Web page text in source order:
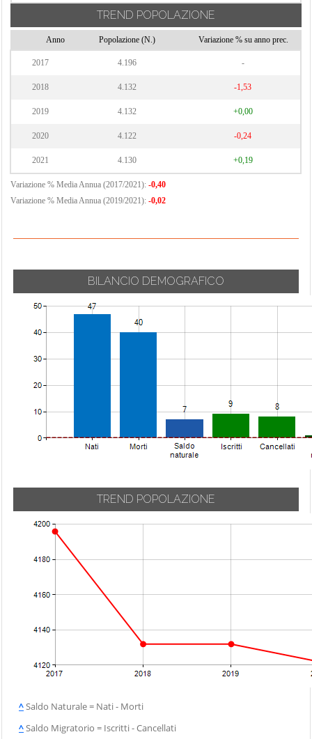
TREND POPOLAZIONE
Anno Popolazione (N.) Variazione % su anno prec.
2017 4.196 -
2018 4.132 -1,53
2019 4.132 +0,00
2020 4.122 -0,24
2021 4.130 +0,19
Variazione % Media Annua (2017/2021): -0,40
Variazione % Media Annua (2019/2021): -0,02
BILANCIO DEMOGRAFICO
TREND POPOLAZIONE
^Saldo Naturale = Nati - Morti
^Saldo Migratorio = Iscritti - Cancellati